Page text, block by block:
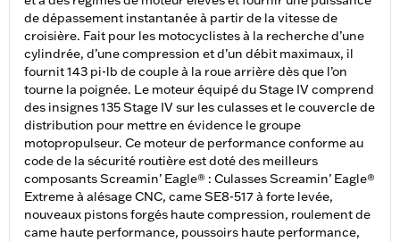
de dépassement instantanée à partir de la vitesse de
croisière. Fait pour les motocyclistes à la recherche d’une
cylindrée, d’une compression et d’un débit maximaux, il
fournit 143 pi-lb de couple à la roue arrière dès que l’on
tourne la poignée. Le moteur équipé du Stage IV comprend
des insignes 135 Stage IV sur les culasses et le couvercle de
distribution pour mettre en évidence le groupe
motopropulseur. Ce moteur de performance conforme au
code de la sécurité routière est doté des meilleurs
composants Screamin’ Eagle® : Culasses Screamin’ Eagle®
Extreme à alésage CNC, came SE8-517 à forte levée,
nouveaux pistons forgés haute compression, roulement de
came haute performance, poussoirs haute performance,